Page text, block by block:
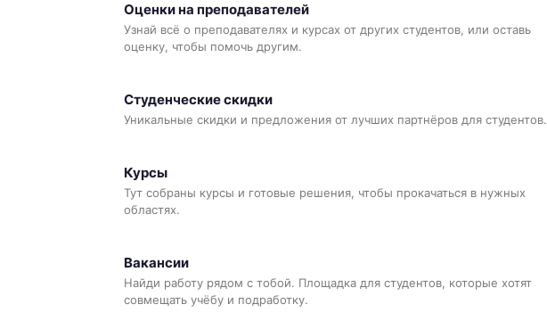
Оценки на преподавателей
Узнай всё о преподавателях и курсах от других студентов, или оставь
оценку, чтобы помочь другим.
Студенческие скидки
Уникальные скидки и предложения от лучших партнёров для студентов.
Курсы
Тут собраны курсы и готовые решения, чтобы прокачаться в нужных
областях.
Вакансии
Найди работу рядом с тобой. Площадка для студентов, которые хотят
совмещать учёбу и подработку.